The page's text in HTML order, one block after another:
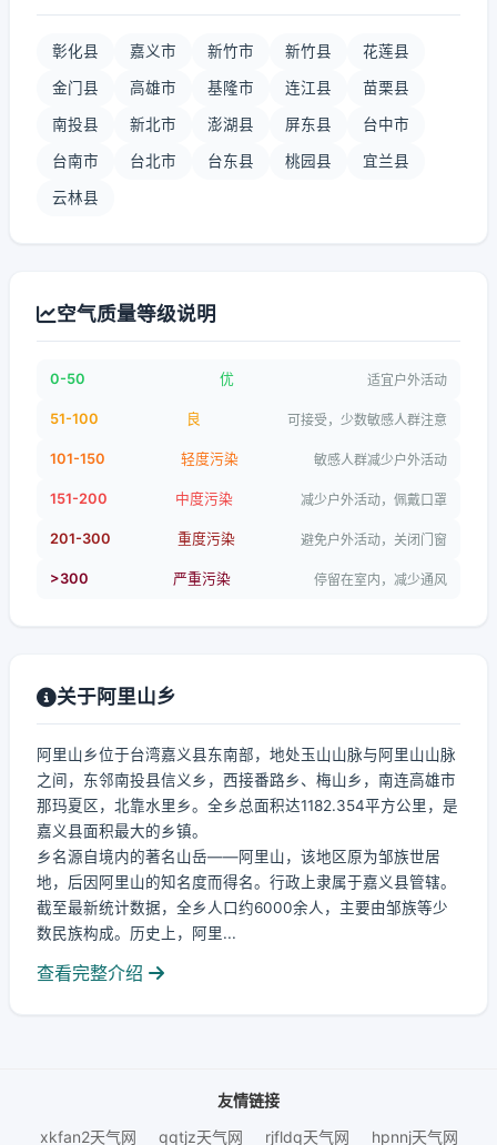
彰化县 嘉义市 新竹市 新竹县 花莲县
金门县 高雄市 基隆市 连江县 苗栗县
南投县 新北市 澎湖县 屏东县 台中市
台南市 台北市 台东县 桃园县 宜兰县
云林县
空气质量等级说明
0-50 优 适宜户外活动
51-100 良 可接受，少数敏感人群注意
101-150 轻度污染 敏感人群减少户外活动
151-200 中度污染 减少户外活动，佩戴口罩
201-300 重度污染 避免户外活动，关闭门窗
>300 严重污染 停留在室内，减少通风
关于阿里山乡
阿里山乡位于台湾嘉义县东南部，地处玉山山脉与阿里山山脉
之间，东邻南投县信义乡，西接番路乡、梅山乡，南连高雄市
那玛夏区，北靠水里乡。全乡总面积达1182.354平方公里，是
嘉义县面积最大的乡镇。
乡名源自境内的著名山岳——阿里山，该地区原为邹族世居
地，后因阿里山的知名度而得名。行政上隶属于嘉义县管辖。
截至最新统计数据，全乡人口约6000余人，主要由邹族等少
数民族构成。历史上，阿里...
查看完整介绍
友情链接
xkfan2天气网
qqtjz天气网 rjfldq天气网 hpnnj天气网